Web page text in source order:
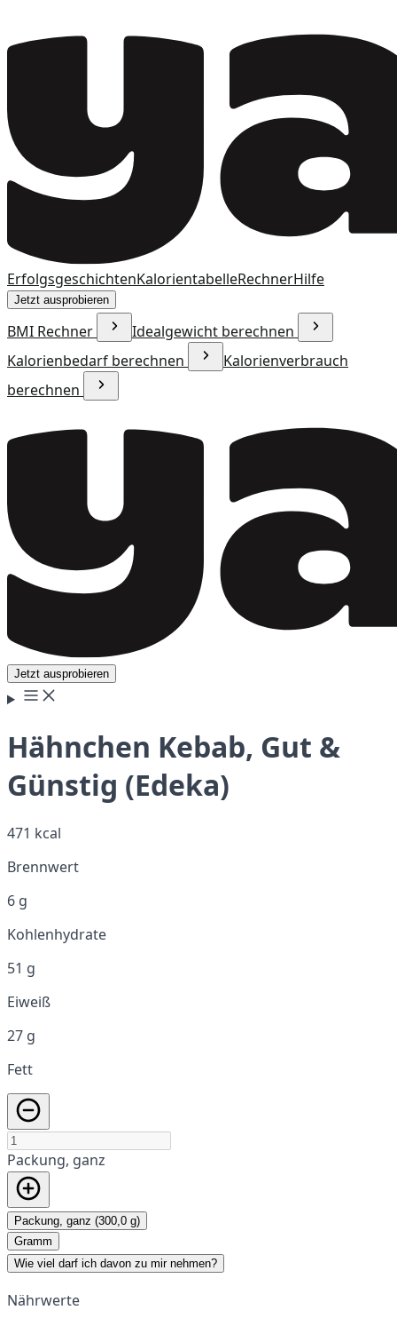
ErfolgsgeschichtenKalorientabelleRechnerHilfe
Jetzt ausprobieren
BMI Rechner
Idealgewicht berechnen
Kalorienbedarf berechnen
Kalorienverbrauch
berechnen
Jetzt ausprobieren
Hähnchen Kebab, Gut &
Günstig (Edeka)
471 kcal
Brennwert
6 g
Kohlenhydrate
51 g
Eiweiß
27 g
Fett
Packung, ganz
Packung, ganz (300,0 g)
Gramm
Wie viel darf ich davon zu mir nehmen?
Nährwerte